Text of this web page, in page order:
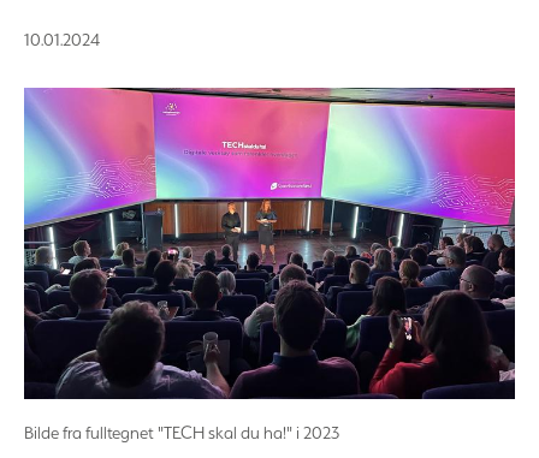
10.01.2024
Bilde fra fulltegnet "TECH skal du ha!" i 2023